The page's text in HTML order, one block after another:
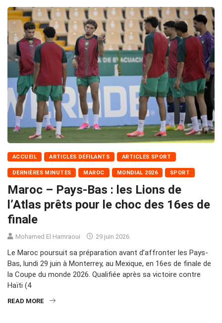
ACCUEIL ARTICLES DÉFILANTS ARTICLES SPORT
DERNIÈRES MINUTES MAROC MONDIAL 2026 SPORT
Maroc – Pays-Bas : les Lions de
l’Atlas prêts pour le choc des 16es de
finale
Mohamed El Hamraoui 29 juin 2026
Le Maroc poursuit sa préparation avant d’affronter les Pays-
Bas, lundi 29 juin à Monterrey, au Mexique, en 16es de finale de
la Coupe du monde 2026. Qualifiée après sa victoire contre
Haïti (4
READ MORE